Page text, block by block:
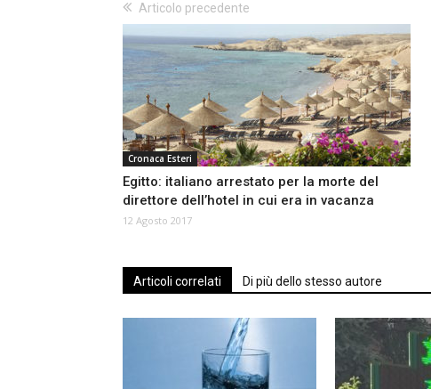
Articolo precedente
Cronaca Esteri
Egitto: italiano arrestato per la morte del
direttore dell’hotel in cui era in vacanza
12 Agosto 2017
Articoli correlati Di più dello stesso autore